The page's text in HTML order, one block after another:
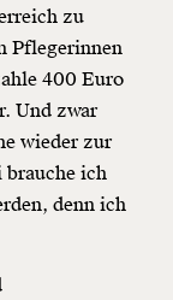
alle
alle frei im
wird auch
zu
Pflegerinnen
400 Euro
Und zwar
wieder zur
brauche ich
denn ich